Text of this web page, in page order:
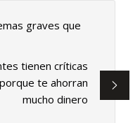
graves que
tienen críticas
te ahorran
mucho dinero